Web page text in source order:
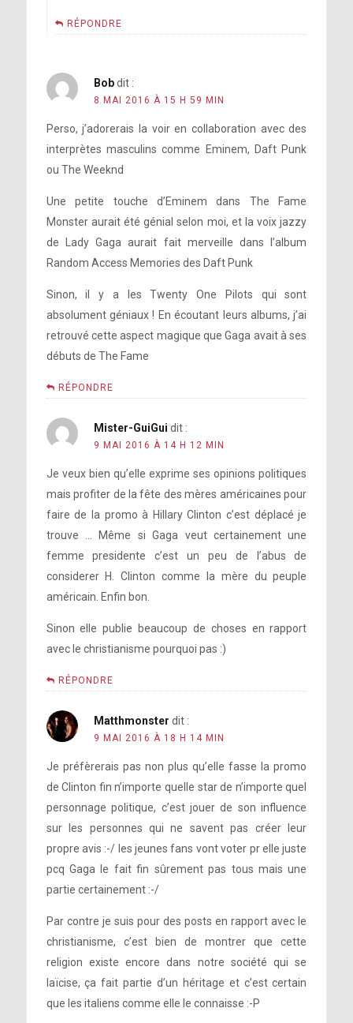
RÉPONDRE
Bob dit :
8 MAI 2016 À 15 H 59 MIN
Perso, j’adorerais la voir en collaboration avec des
interprètes masculins comme Eminem, Daft Punk
ou The Weeknd
Une petite touche d’Eminem dans The Fame
Monster aurait été génial selon moi, et la voix jazzy
de Lady Gaga aurait fait merveille dans l’album
Random Access Memories des Daft Punk
Sinon, il y a les Twenty One Pilots qui sont
absolument géniaux ! En écoutant leurs albums, j’ai
retrouvé cette aspect magique que Gaga avait à ses
débuts de The Fame
RÉPONDRE
Mister-GuiGui dit :
9 MAI 2016 À 14 H 12 MIN
Je veux bien qu’elle exprime ses opinions politiques
mais profiter de la fête des mères américaines pour
faire de la promo à Hillary Clinton c’est déplacé je
trouve … Même si Gaga veut certainement une
femme presidente c’est un peu de l’abus de
considerer H. Clinton comme la mère du peuple
américain. Enfin bon.
Sinon elle publie beaucoup de choses en rapport
avec le christianisme pourquoi pas :)
RÉPONDRE
Matthmonster dit :
9 MAI 2016 À 18 H 14 MIN
Je préfèrerais pas non plus qu’elle fasse la promo
de Clinton fin n’importe quelle star de n’importe quel
personnage politique, c’est jouer de son influence
sur les personnes qui ne savent pas créer leur
propre avis :-/ les jeunes fans vont voter pr elle juste
pcq Gaga le fait fin sûrement pas tous mais une
partie certainement :-/
Par contre je suis pour des posts en rapport avec le
christianisme, c’est bien de montrer que cette
religion existe encore dans notre société qui se
laïcise, ça fait partie d’un héritage et c’est certain
que les italiens comme elle le connaisse :-P